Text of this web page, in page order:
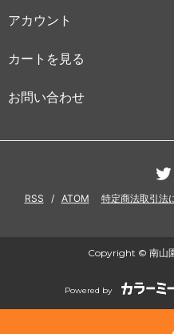
アカウント
カートを見る
お問い合わせ
RSS / ATOM 特定商法取引法
Copyright © 南山
Powered by